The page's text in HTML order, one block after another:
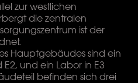
zur westlichen
die zentralen
ist der
Hauptgebäudes sind ein
und ein Labor in E3
befinden sich drei